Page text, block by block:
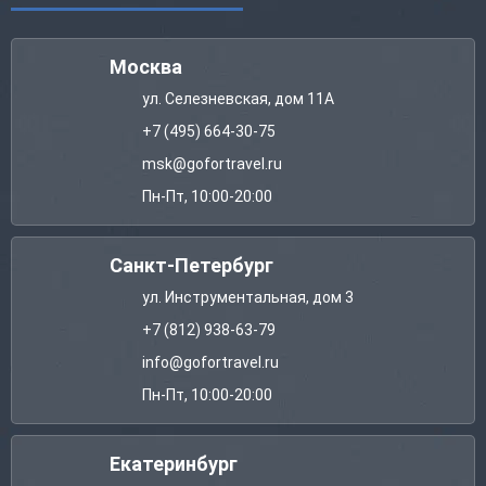
Москва
ул. Селезневская, дом 11А
+7 (495) 664-30-75
msk@gofortravel.ru
Пн-Пт, 10:00-20:00
Санкт-Петербург
ул. Инструментальная, дом 3
+7 (812) 938-63-79
info@gofortravel.ru
Пн-Пт, 10:00-20:00
Екатеринбург